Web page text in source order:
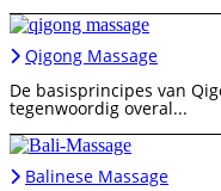
Qigong Massage
De basisprincipes van
tegenwoordig overal...
Balinese Massage